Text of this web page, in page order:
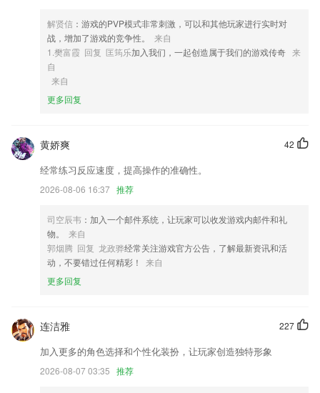
5,容纳知识盲点，反复练习。
6,随时都能学习和练习题目，学习和巩固一站式完成；
pp电子崛起的武士软件优势
1.·通过APP能及时了解最新的报考信息，为学生解决升学问题。
3.【突破答题力】：百万英语题库，在线答题解析，为用户提供网课、智
能练习、难题解析等多元化的智能教育服务，帮助学生系统性、高效率的
完成学习闭环。
4.含免费绘画教程，来自专业画师以及热心同人创作。包括人物、动物、
5.不同风格的提供，让孩子对于学习比较感兴趣起来。
6.由著名老师，医生和教育专家共同编辑
pp电子崛起的武士更新了什么?
优化投票功能，增加验证；
全新升级；
小哥哥们的头发日渐稀疏，欢迎大家的下载和吐槽。
解贤信 ：游戏的PVP模式非常刺激，可以和其他玩家进行实时对
战，增加了游戏的竞争性。
来自
1.樊富霞 回复 匡筠乐加入我们，一起创造属于我们的游戏传奇 来
自
来自
更多回复
42
黄娇爽
经常练习反应速度，提高操作的准确性。
2026-08-06 16:37 推荐
司空辰韦 ：加入一个邮件系统，让玩家可以收发游戏内邮件和礼
物。
来自
郭烟腾 回复 龙政骅经常关注游戏官方公告，了解最新资讯和活
动，不要错过任何精彩！
来自
更多回复
227
连洁雅
加入更多的角色选择和个性化装扮，让玩家创造独特形象
2026-08-07 03:35 推荐